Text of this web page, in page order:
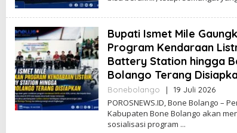
H
R
O
S
N
E
W
S
Bupati Ismet Mile
Program Kendaraan
Battery Station hingga
Bolango Terang
Bonebolango | 19 Juli 2026O
E
H
POROSNEWS.ID, Bone Bolango –
Kabupaten Bone Bolango akan
sosialisasi program